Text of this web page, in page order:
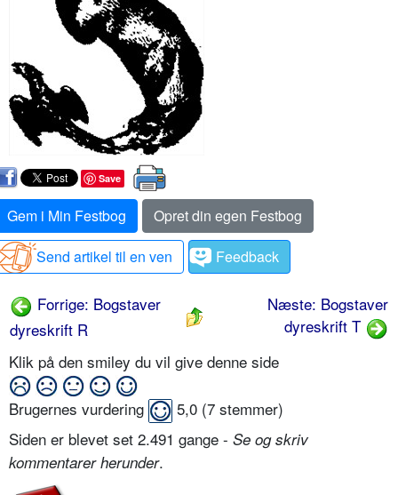
Save
Gem i Min Festbog
Opret din egen Festbog
Send artikel til en ven
Feedback
Forrige: Bogstaver
dyreskrift R
Næste: Bogstaver
dyreskrift T
Klik på den smiley du vil give denne side
Brugernes vurdering 5,0 (7 stemmer)
Siden er blevet set 2.491 gange - Se og skriv
kommentarer herunder.